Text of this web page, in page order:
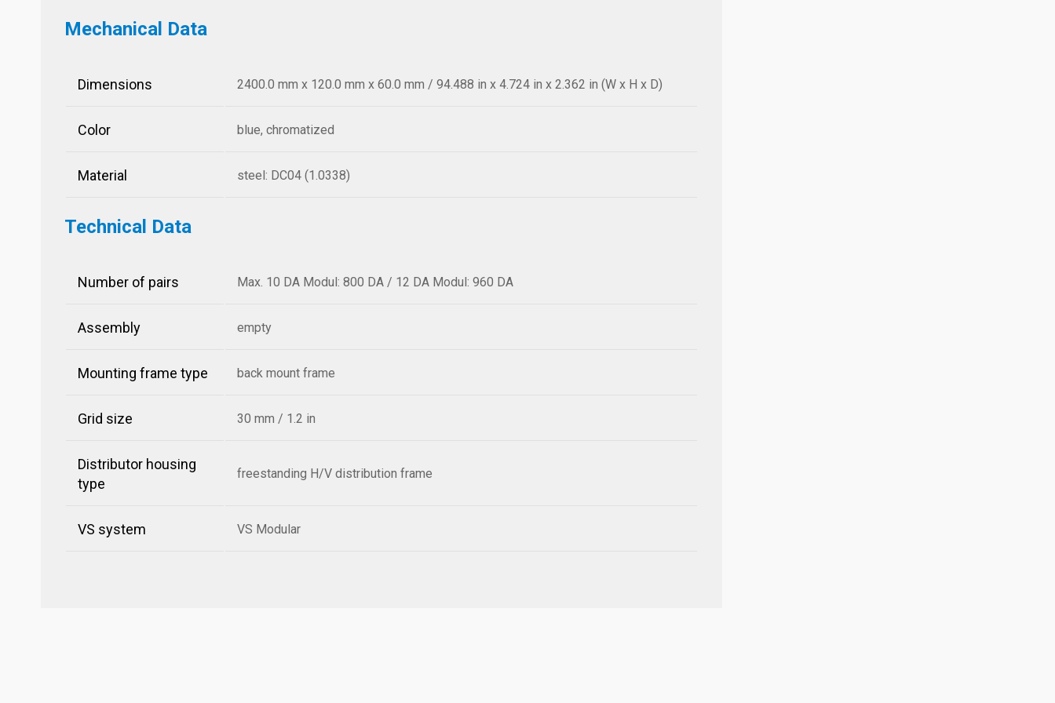
Mechanical Data
Dimensions 2400.0 mm x 120.0 mm x 60.0 mm / 94.488 in x 4.724 in x 2.362 in (W x H x D)
Color blue, chromatized
Material steel: DC04 (1.0338)
Technical Data
Number of pairs Max. 10 DA Modul: 800 DA / 12 DA Modul: 960 DA
Assembly empty
Mounting frame type back mount frame
Grid size 30 mm / 1.2 in
Distributor housing
type
freestanding H/V distribution frame
VS system VS Modular